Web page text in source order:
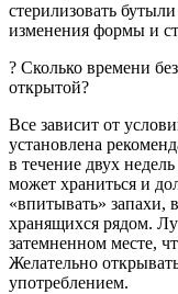
стерилизовать
изменения формы и
? Сколько времени
открытой?
Все зависит от
установлена
в течение двух
может храниться и
«впитывать» запахи,
хранящихся рядом.
затемненном месте,
Желательно
употреблением.